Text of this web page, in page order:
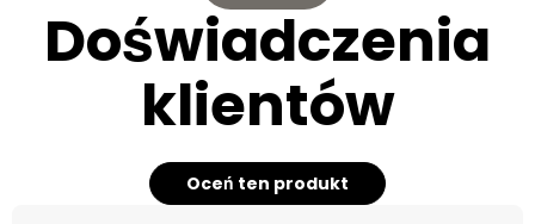
Doświadczenia
klientów
Oceń ten produkt